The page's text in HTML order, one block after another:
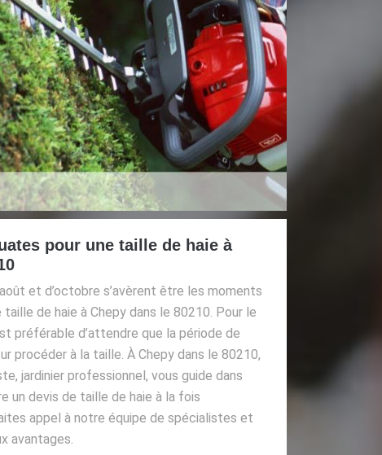
pour une taille de haie à
et d’octobre s’avèrent être les moments
de haie à Chepy dans le 80210. Pour le
préférable d’attendre que la période de
procéder à la taille. À Chepy dans le 80210,
jardinier professionnel, vous guide dans
un devis de taille de haie à la fois
appel à notre équipe de spécialistes et
avantages.